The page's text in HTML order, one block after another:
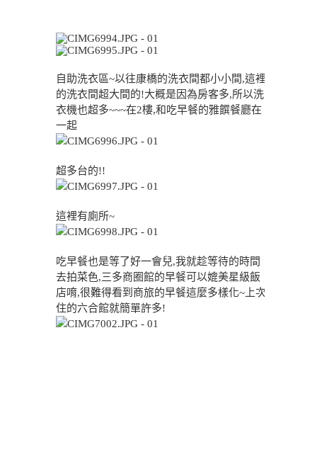
自助洗衣區~以往康橋的洗衣間都小小間,這裡
的洗衣間超大間的!大概是因為房客多,所以洗
衣機也超多~~~在2樓,和吃早餐的雅饌餐廳在
一起
超多台的!!
這裡有廁所~
吃早餐也是等了好一會兒,我就趁等待的時間
去拍菜色,三多商圈館的早餐可以媲美星級飯
店唷,很難得看到商旅的早餐這麼多樣化~上次
住的六合館就簡單許多!